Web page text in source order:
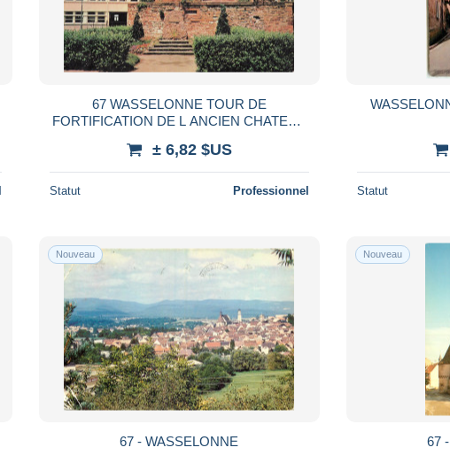
67 WASSELONNE TOUR DE
FORTIFICATION DE L ANCIEN CHATEAU
± 6,82 $US
Statut Professionnel Statut
Nouveau
67 - WASSELONNE
Nouveau
67